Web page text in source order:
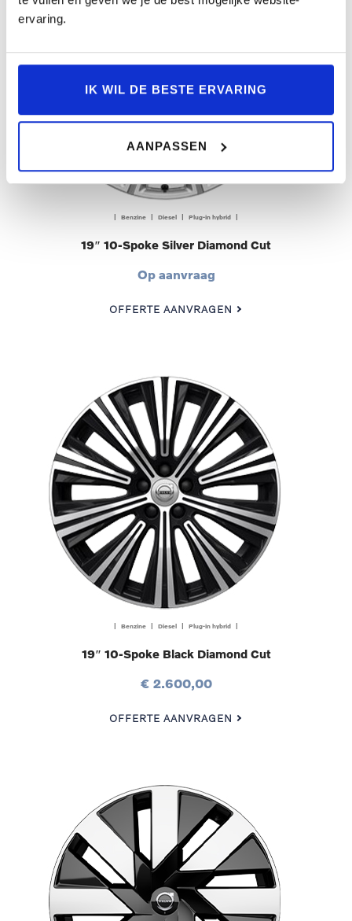
ervaring.
IK WIL DE BESTE ERVARING
AANPASSEN
| Benzine | Diesel | Plug-in hybrid |
19″ 10-Spoke Silver Diamond Cut
Op aanvraag
OFFERTE AANVRAGEN
| Benzine | Diesel | Plug-in hybrid |
19″ 10-Spoke Black Diamond Cut
€ 2.600,00
OFFERTE AANVRAGEN